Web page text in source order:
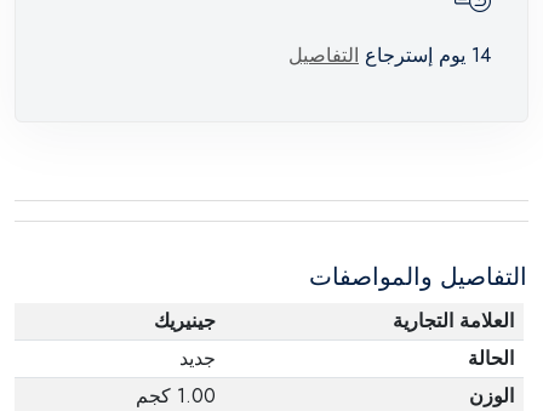
14 يوم إسترجاع التفاصيل
التفاصيل والمواصفات
العلامة التجارية
جينيريك
الحالة
جديد
الوزن
1.00 كجم